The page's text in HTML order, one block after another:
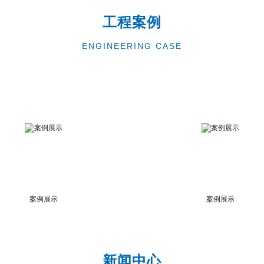
工程案例
ENGINEERING CASE
案例展示 案例展示
新闻中心